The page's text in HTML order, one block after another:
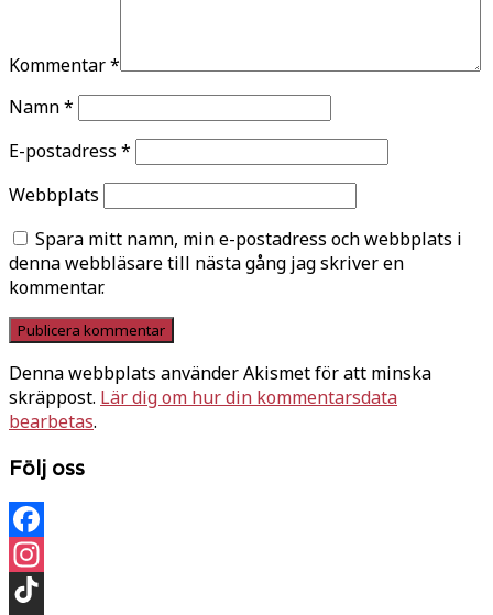
Kommentar*
Namn*
E-postadress *
Webbplats
Spara mitt namn, min e-postadress och webbplats i
denna webbläsare till nästa gång jag skriver en
kommentar.
Denna webbplats använder Akismet för att minska
skräppost. Lär dig om hur din kommentarsdata
bearbetas.
Följ oss
Facebook
Instagram